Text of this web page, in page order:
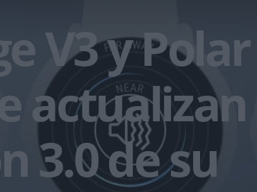
V3 y Polar
actualizan
3.0 de su